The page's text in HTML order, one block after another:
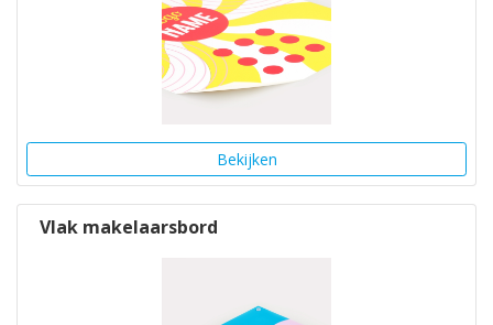
Bekijken
Vlak makelaarsbord